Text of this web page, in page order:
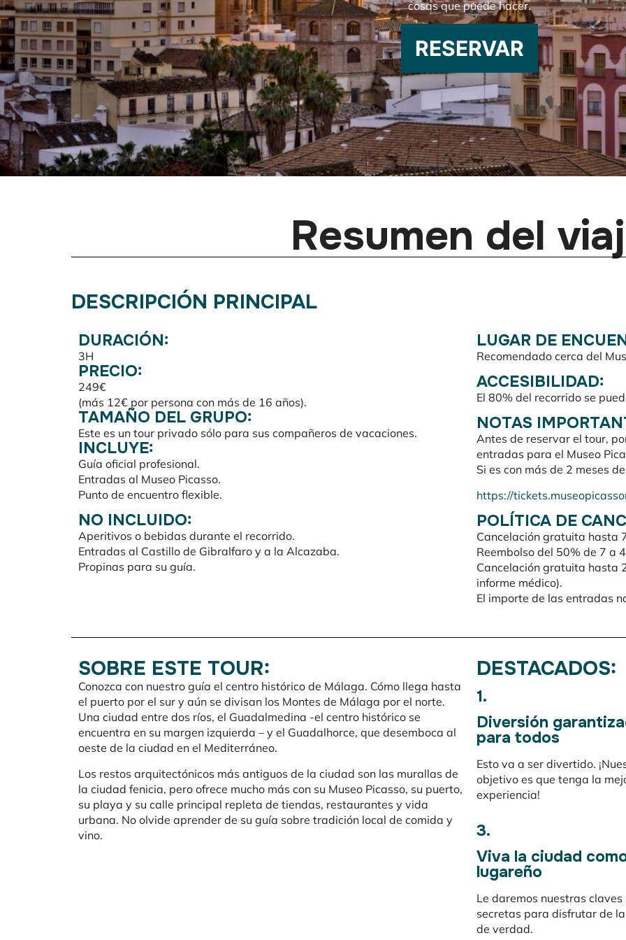
cosas que puede hacer.
RESERVAR
Resumen del
DESCRIPCIÓN PRINCIPAL
DURACIÓN:
3H
PRECIO:
249€
(más 12€ por persona con más de 16 años).
TAMAÑO DEL GRUPO:
Este es un tour privado sólo para sus compañeros de vacaciones.
INCLUYE:
Guía oficial profesional.
Entradas al Museo Picasso.
Punto de encuentro flexible.
NO INCLUIDO:
Aperitivos o bebidas durante el recorrido.
Entradas al Castillo de Gibralfaro y a la Alcazaba.
Propinas para su guía.
LUGAR DE
Recomendado cerca del
ACCESIBILIDAD:
El 80% del recorrido se
NOTAS
Antes de reservar el tour,
entradas para el Museo
Si es con más de 2 meses
https://
POLÍTICA DE
Cancelación gratuita hasta
Reembolso del 50% de 7 a
Cancelación gratuita hasta
informe médico).
El importe de las entradas
SOBRE ESTE TOUR:
Conozca con nuestro guía el centro histórico de Málaga. Cómo llega hasta
el puerto por el sur y aún se divisan los Montes de Málaga por el norte.
Una ciudad entre dos ríos, el Guadalmedina -el centro histórico se
encuentra en su margen izquierda – y el Guadalhorce, que desemboca al
oeste de la ciudad en el Mediterráneo.
Los restos arquitectónicos más antiguos de la ciudad son las murallas de
la ciudad fenicia, pero ofrece mucho más con su Museo Picasso, su puerto,
su playa y su calle principal repleta de tiendas, restaurantes y vida
urbana. No olvide aprender de su guía sobre tradición local de comida y
vino.
DESTACADOS:
1.
Diversión
para todos
Esto va a ser divertido.
objetivo es que tenga la
experiencia!
3.
Viva la ciudad
lugareño
Le daremos nuestras claves
secretas para disfrutar de
de verdad.